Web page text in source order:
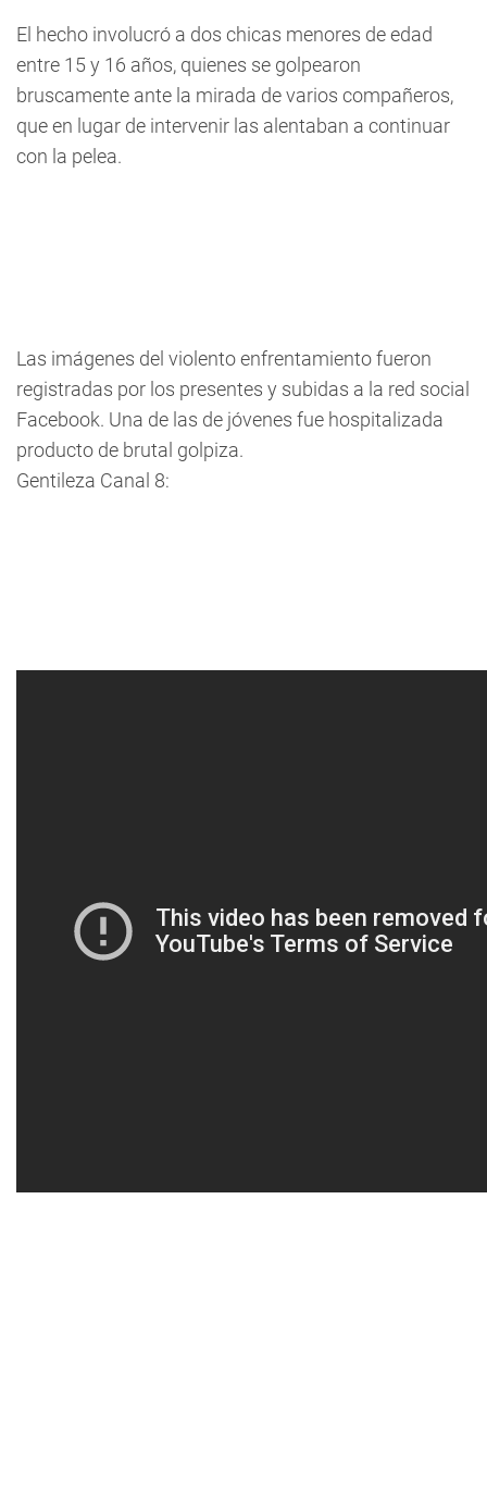
El hecho involucró a dos chicas menores de edad
entre 15 y 16 años, quienes se golpearon
bruscamente ante la mirada de varios compañeros,
que en lugar de intervenir las alentaban a continuar
con la pelea.
Las imágenes del violento enfrentamiento fueron
registradas por los presentes y subidas a la red social
Facebook. Una de las de jóvenes fue hospitalizada
producto de brutal golpiza.
Gentileza Canal 8: